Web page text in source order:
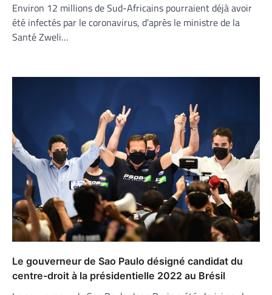
Environ 12 millions de Sud-Africains pourraient déjà avoir
été infectés par le coronavirus, d’après le ministre de la
Santé Zweli…
Le gouverneur de Sao Paulo désigné candidat du
centre-droit à la présidentielle 2022 au Brésil